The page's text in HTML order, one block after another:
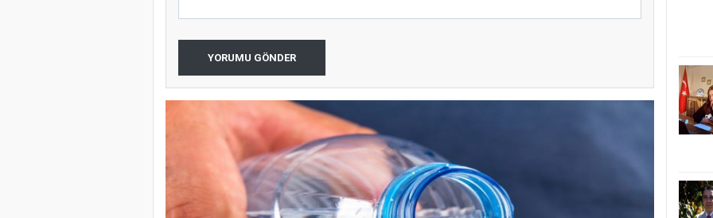
YORUMU GÖNDER